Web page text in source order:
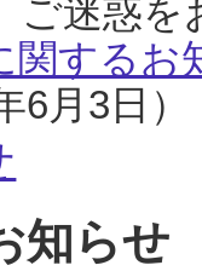
ご迷惑
関するお
6月3日）
知らせ